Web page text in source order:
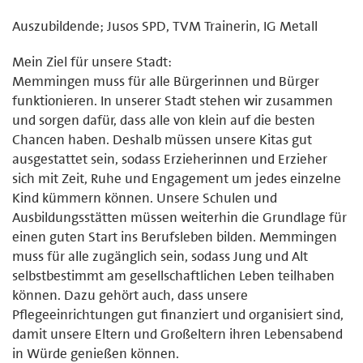
Auszubildende; Jusos SPD, TVM Trainerin, IG Metall
Mein Ziel für unsere Stadt:
Memmingen muss für alle Bürgerinnen und Bürger
funktionieren. In unserer Stadt stehen wir zusammen
und sorgen dafür, dass alle von klein auf die besten
Chancen haben. Deshalb müssen unsere Kitas gut
ausgestattet sein, sodass Erzieherinnen und Erzieher
sich mit Zeit, Ruhe und Engagement um jedes einzelne
Kind kümmern können. Unsere Schulen und
Ausbildungsstätten müssen weiterhin die Grundlage für
einen guten Start ins Berufsleben bilden. Memmingen
muss für alle zugänglich sein, sodass Jung und Alt
selbstbestimmt am gesellschaftlichen Leben teilhaben
können. Dazu gehört auch, dass unsere
Pflegeeinrichtungen gut finanziert und organisiert sind,
damit unsere Eltern und Großeltern ihren Lebensabend
in Würde genießen können.